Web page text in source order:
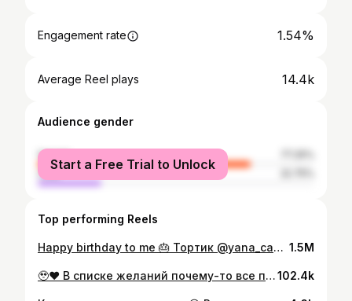
Engagement rate 1.54%
Average Reel plays 14.4k
Audience gender
female
male
Start a Free Trial to Unlock
Top performing Reels
Happy birthday to me 🎂 Тортик @yana_cake32 Мейк @ann.a_al Укладка @konfeta_hair Стилист @sokolife Съемка @model_motyreva 🤍🤍🤍 1.5M
🥹❤️ В списке желаний почему-то все пишем материальные ценности. Расстраиваемся, когда их не достигаем. Но забываем о том, что самое дорогое всегда рядом🤍102.4k